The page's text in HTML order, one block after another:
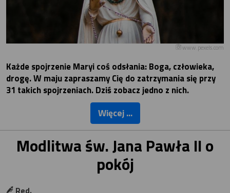
www.pexels.com
Każde spojrzenie Maryi coś odsłania: Boga, człowieka,
drogę. W maju zapraszamy Cię do zatrzymania się przy
31 takich spojrzeniach. Dziś zobacz jedno z nich.
Więcej ...
Modlitwa św. Jana Pawła II o
pokój